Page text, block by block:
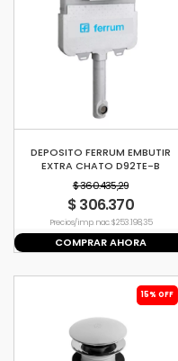
DEPOSITO FERRUM EMBUTIR
EXTRA CHATO D92TE-B
$ 360.435,29
$ 306.370
Precio s/imp. nac. $ 253.198,35
COMPRAR AHORA
15% OFF